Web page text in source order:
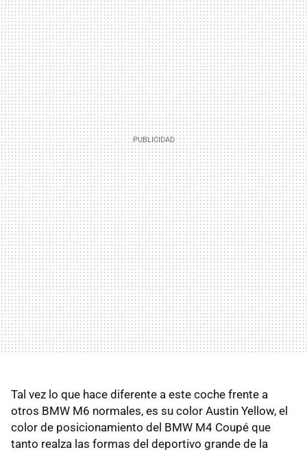
Tal vez lo que hace diferente a este coche frente a
otros BMW M6 normales, es su color Austin Yellow, el
color de posicionamiento del BMW M4 Coupé que
tanto realza las formas del deportivo grande de la